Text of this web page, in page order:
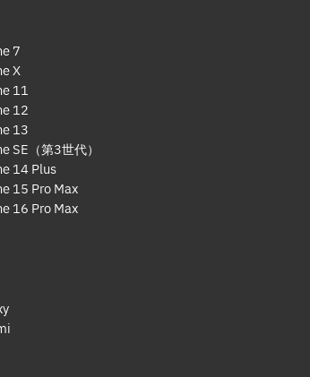
Nintendo Switch SDカードスロ
ット修理
Nintendo Switch基板破損修理
（軽度）
iPhone 16 Plus
iPhone 16 Pro
7
X
11
12
13
SE（第3世代）
14 Plus
15 Pro Max
16 Pro Max